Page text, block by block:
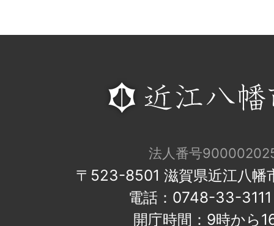
法人番号
〒523-8501 滋賀県近江八幡
電話：0748-33-
開庁時間：9時から